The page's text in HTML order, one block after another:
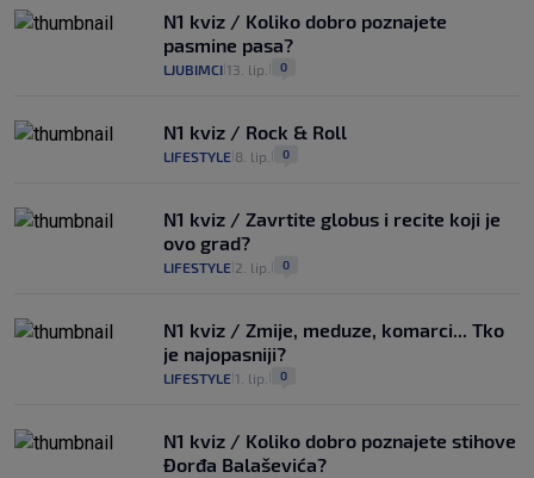
N1 kviz / Koliko dobro poznajete
pasmine pasa?
LJUBIMCI 13. lip. 0
N1 kviz / Rock & Roll
LIFESTYLE 8. lip. 0
N1 kviz / Zavrtite globus i recite koji je
ovo grad?
LIFESTYLE 2. lip. 0
N1 kviz / Zmije, meduze, komarci... Tko
je najopasniji?
LIFESTYLE 1. lip. 0
N1 kviz / Koliko dobro poznajete stihove
Đorđa Balaševića?